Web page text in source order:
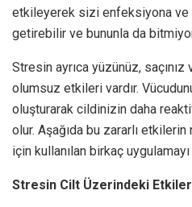
etkileyerek sizi enfeksiyona ve
getirebilir ve bununla da
Stresin ayrıca yüzünüz, saçınız
olumsuz etkileri vardır.
oluşturarak cildinizin daha
olur. Aşağıda bu zararlı
için kullanılan birkaç
Stresin Cilt Üzerindeki